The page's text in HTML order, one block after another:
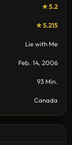
★ 5.2
★ 5.215
Lie with Me
Feb. 14, 2006
93 Min.
Canada